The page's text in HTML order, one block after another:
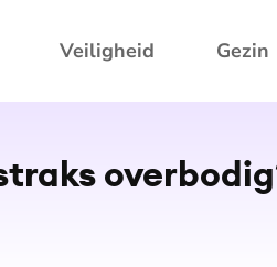
Veiligheid Gezin